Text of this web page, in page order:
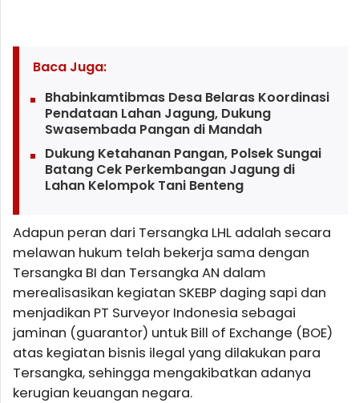
Baca Juga:
Bhabinkamtibmas Desa Belaras Koordinasi
Pendataan Lahan Jagung, Dukung
Swasembada Pangan di Mandah
Dukung Ketahanan Pangan, Polsek Sungai
Batang Cek Perkembangan Jagung di
Lahan Kelompok Tani Benteng
Adapun peran dari Tersangka LHL adalah secara
melawan hukum telah bekerja sama dengan
Tersangka BI dan Tersangka AN dalam
merealisasikan kegiatan SKEBP daging sapi dan
menjadikan PT Surveyor Indonesia sebagai
jaminan (guarantor) untuk Bill of Exchange (BOE)
atas kegiatan bisnis ilegal yang dilakukan para
Tersangka, sehingga mengakibatkan adanya
kerugian keuangan negara.